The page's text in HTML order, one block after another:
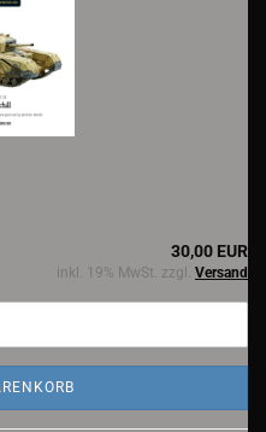
30,00 EUR
inkl. 19% MwSt. zzgl. Versand